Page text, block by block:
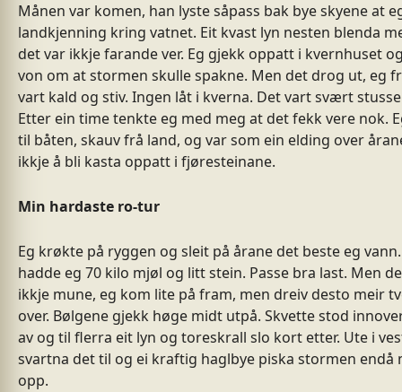
Månen var komen, han lyste såpass bak bye skyene at
landkjenning kring vatnet. Eit kvast lyn nesten blenda
det var ikkje farande ver. Eg gjekk oppatt i kvernhuset
von om at stormen skulle spakne. Men det drog ut, eg
vart kald og stiv. Ingen låt i kverna. Det vart svært
Etter ein time tenkte eg med meg at det fekk vere nok.
til båten, skauv frå land, og var som ein elding over
ikkje å bli kasta oppatt i fjøresteinane.
Min hardaste ro-tur
Eg krøkte på ryggen og sleit på årane det beste eg
hadde eg 70 kilo mjøl og litt stein. Passe bra last. Men
ikkje mune, eg kom lite på fram, men dreiv desto meir
over. Bølgene gjekk høge midt utpå. Skvette stod
av og til flerra eit lyn og toreskrall slo kort etter. Ute i
svartna det til og ei kraftig haglbye piska stormen endå
opp.